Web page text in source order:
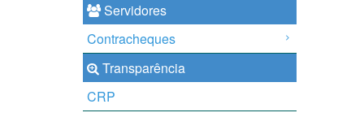
Servidores
Contracheques
Transparência
CRP